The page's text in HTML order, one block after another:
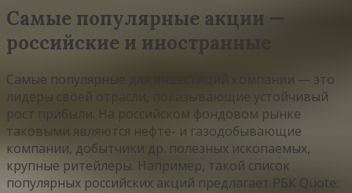
Самые популярные акции —
российские и иностранные
Самые популярные для инвестиций компании — это
лидеры своей отрасли, показывающие устойчивый
рост прибыли. На российском фондовом рынке
таковыми являются нефте- и газодобывающие
компании, добытчики др. полезных ископаемых,
крупные ритейлеры. Например, такой список
популярных российских акций предлагает РБК Quote: